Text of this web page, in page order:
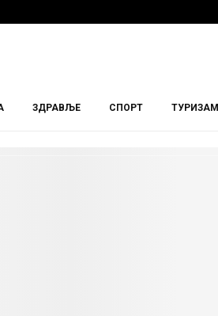
ЗДРАВЉЕ СПОРТ ТУРИЗАМ